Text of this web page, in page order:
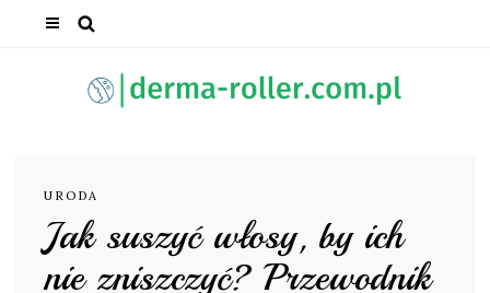
URODA
Jak suszyć włosy, by ich
nie zniszczyć? Przewodnik